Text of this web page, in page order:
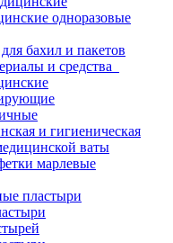
одноразовые
бахил и пакетов
и средства
и гигиеническая
ваты
марлевые
пластыри